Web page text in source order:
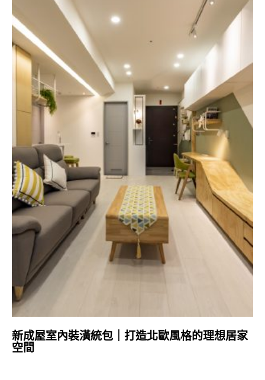
新成屋室內裝潢統包｜打造北歐風格的理想居家
空間